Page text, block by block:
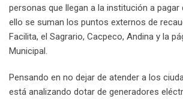
personas que llegan a la institución a
ello se suman los puntos externos de
Facilita, el Sagrario, Cacpeco, Andina y la
Municipal.
Pensando en no dejar de atender a los
está analizando dotar de generadores